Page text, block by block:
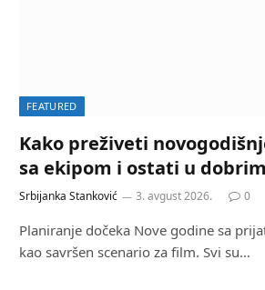
FEATURED
Kako preživeti
sa ekipom i ostati u
Srbijanka Stanković 3. avgust 2026. 0
Planiranje dočeka Nove godine sa
kao savršen scenario za film. Svi su…